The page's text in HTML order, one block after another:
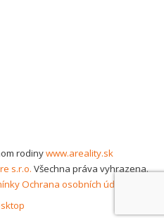
rodinywww.areality.sk
s.r.o. Všechna práva vyhrazena.
Ochrana osobních údajů